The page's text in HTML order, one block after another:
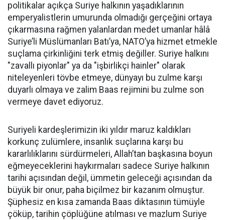
politikalar açıkça Suriye halkının yaşadıklarının
emperyalistlerin umurunda olmadığı gerçeğini ortaya
çıkarmasına rağmen yalanlardan medet umanlar hâlâ
Suriye’li Müslümanları Batı’ya, NATO’ya hizmet etmekle
suçlama çirkinliğini terk etmiş değiller. Suriye halkını
"zavallı piyonlar" ya da "işbirlikçi hainler" olarak
niteleyenleri tövbe etmeye, dünyayı bu zulme karşı
duyarlı olmaya ve zalim Baas rejimini bu zulme son
vermeye davet ediyoruz.
Suriyeli kardeşlerimizin iki yıldır maruz kaldıkları
korkunç zulümlere, insanlık suçlarına karşı bu
kararlılıklarını sürdürmeleri, Allah’tan başkasına boyun
eğmeyeceklerini haykırmaları sadece Suriye halkının
tarihi açısından değil, ümmetin geleceği açısından da
büyük bir onur, paha biçilmez bir kazanım olmuştur.
Şüphesiz en kısa zamanda Baas diktasının tümüyle
çöküp, tarihin çöplüğüne atılması ve mazlum Suriye